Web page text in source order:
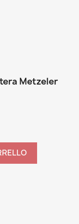
Metzeler